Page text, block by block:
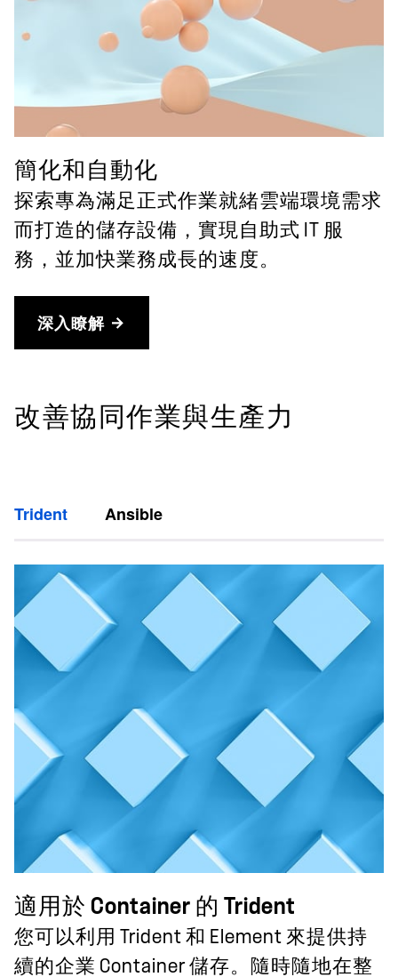
簡化和自動化
探索專為滿足正式作業就緒雲端環境需求
而打造的儲存設備，實現自助式 IT 服
務，並加快業務成長的速度。
深入瞭解
改善協同作業與生產力
Trident Ansible
適用於 Container 的 Trident
您可以利用 Trident 和 Element 來提供持
續的企業 Container 儲存。隨時隨地在整